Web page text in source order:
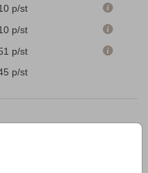
p/st
p/st
p/st
p/st